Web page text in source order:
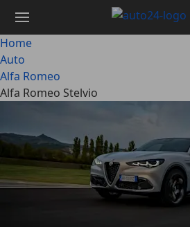
contenuto
principale
Home
Auto
Alfa Romeo
Alfa Romeo Stelvio